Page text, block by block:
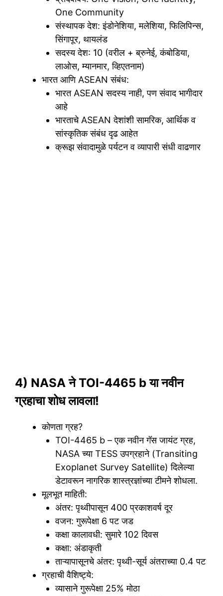
One Community
संस्थापक देश: इंडोनेशिया, मलेशिया, फिलिपिन्स,
सिंगापूर, थायलंड
सदस्य देश: 10 (वरील + ब्रुनेई, कंबोडिया,
लाओस, म्यानमार, व्हिएतनाम)
भारत आणि ASEAN संबंध:
भारत ASEAN सदस्य नाही, पण संवाद भागीदार
आहे
भारताचे ASEAN देशांशी सामरिक, आर्थिक व
सांस्कृतिक संबंध दृढ आहेत
क्रूझ संवादामुळे पर्यटन व व्यापारी संधी वाढणार
4) NASA ने TOI-4465 b या नवीन
ग्रहाचा शोध लावला!
कोणता ग्रह?
TOI-4465 b – एक नवीन गॅस जायंट ग्रह,
NASA च्या TESS उपग्रहाने (Transiting
Exoplanet Survey Satellite) दिलेल्या
डेटावरून नागरिक शास्त्रज्ञांच्या टीमने शोधला.
मूलभूत माहिती:
अंतर: पृथ्वीपासून 400 प्रकाशवर्ष दूर
वजन: गुरूपेक्षा 6 पट जड
कक्षा कालावधी: सुमारे 102 दिवस
कक्षा: अंडाकृती
ताऱ्यापासूनचे अंतर: पृथ्वी-सूर्य अंतराच्या 0.4 पट
ग्रहाची वैशिष्ट्ये:
व्यासाने गुरूपेक्षा 25% मोठा